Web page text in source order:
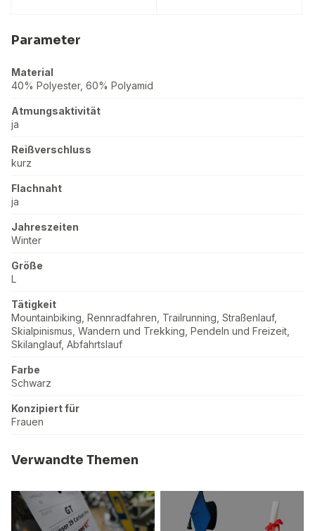
Parameter
Material
40% Polyester, 60% Polyamid
Atmungsaktivität
ja
Reißverschluss
kurz
Flachnaht
ja
Jahreszeiten
Winter
Größe
L
Tätigkeit
Mountainbiking, Rennradfahren, Trailrunning, Straßenlauf,
Skialpinismus, Wandern und Trekking, Pendeln und Freizeit,
Skilanglauf, Abfahrtslauf
Farbe
Schwarz
Konzipiert für
Frauen
Verwandte Themen